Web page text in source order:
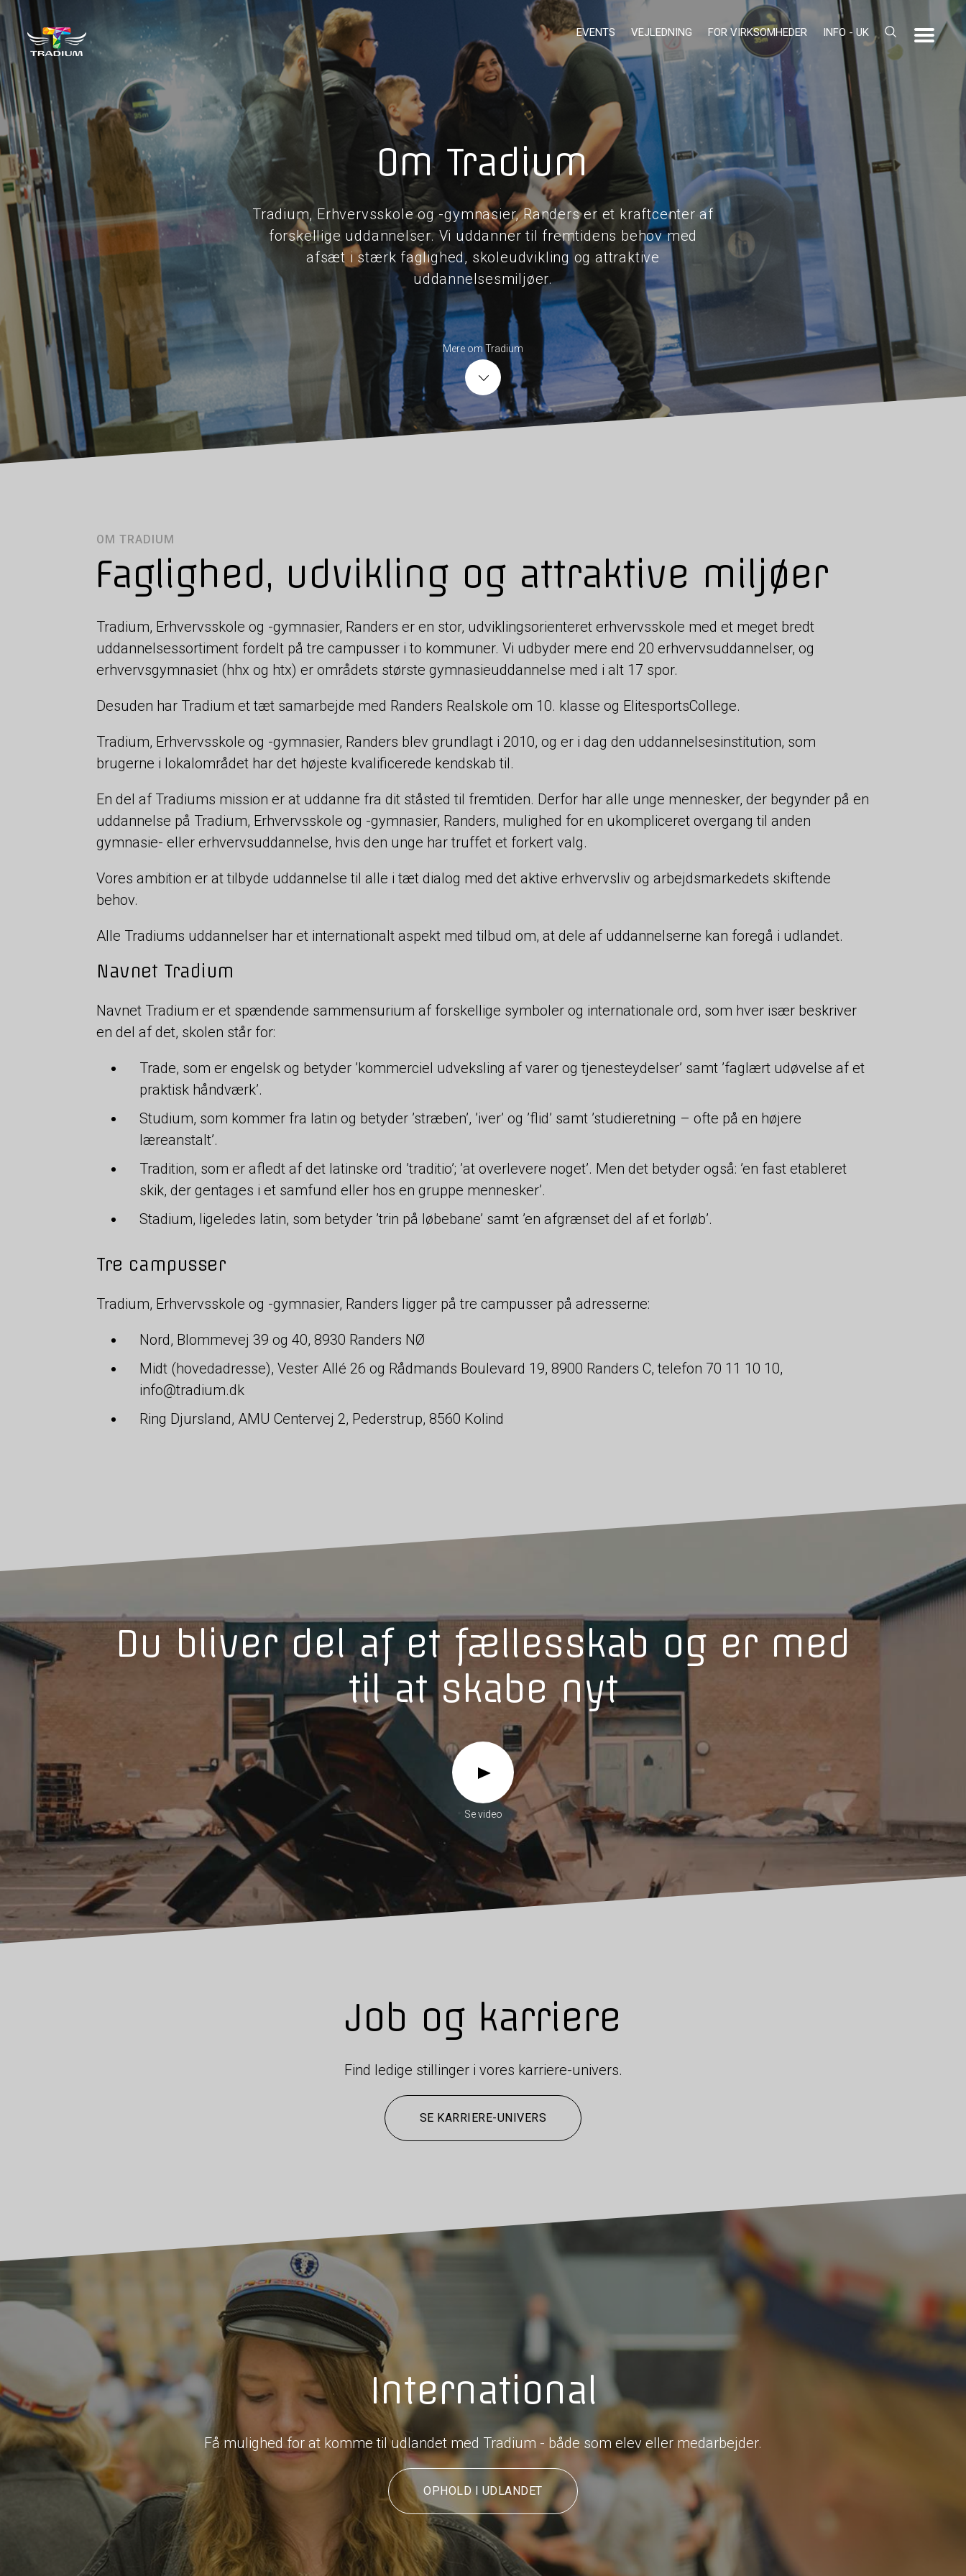
EVENTS VEJLEDNING FOR VIRKSOMHEDER INFO - UK
Om Tradium
Tradium, Erhvervsskole og -gymnasier, Randers er et kraftcenter af
forskellige uddannelser. Vi uddanner til fremtidens behov med
afsæt i stærk faglighed, skoleudvikling og attraktive
uddannelsesmiljøer.
Mere om Tradium
OM TRADIUM
Faglighed, udvikling og attraktive miljøer
Tradium, Erhvervsskole og -gymnasier, Randers er en stor, udviklingsorienteret erhvervsskole med et meget bredt
uddannelsessortiment fordelt på tre campusser i to kommuner. Vi udbyder mere end 20 erhvervsuddannelser, og
erhvervsgymnasiet (hhx og htx) er områdets største gymnasieuddannelse med i alt 17 spor.
Desuden har Tradium et tæt samarbejde med Randers Realskole om 10. klasse og ElitesportsCollege.
Tradium, Erhvervsskole og -gymnasier, Randers blev grundlagt i 2010, og er i dag den uddannelsesinstitution, som
brugerne i lokalområdet har det højeste kvalificerede kendskab til.
En del af Tradiums mission er at uddanne fra dit ståsted til fremtiden. Derfor har alle unge mennesker, der begynder på en
uddannelse på Tradium, Erhvervsskole og -gymnasier, Randers, mulighed for en ukompliceret overgang til anden
gymnasie- eller erhvervsuddannelse, hvis den unge har truffet et forkert valg.
Vores ambition er at tilbyde uddannelse til alle i tæt dialog med det aktive erhvervsliv og arbejdsmarkedets skiftende
behov.
Alle Tradiums uddannelser har et internationalt aspekt med tilbud om, at dele af uddannelserne kan foregå i udlandet.
Navnet Tradium
Navnet Tradium er et spændende sammensurium af forskellige symboler og internationale ord, som hver især beskriver
en del af det, skolen står for:
Trade, som er engelsk og betyder ’kommerciel udveksling af varer og tjenesteydelser’ samt ’faglært udøvelse af et
praktisk håndværk’.
Studium, som kommer fra latin og betyder ’stræben’, ’iver’ og ’flid’ samt ’studieretning – ofte på en højere
læreanstalt’.
Tradition, som er afledt af det latinske ord ’traditio’; ’at overlevere noget’. Men det betyder også: ’en fast etableret
skik, der gentages i et samfund eller hos en gruppe mennesker’.
Stadium, ligeledes latin, som betyder ’trin på løbebane’ samt ’en afgrænset del af et forløb’.
Tre campusser
Tradium, Erhvervsskole og -gymnasier, Randers ligger på tre campusser på adresserne:
Nord, Blommevej 39 og 40, 8930 Randers NØ
Midt (hovedadresse), Vester Allé 26 og Rådmands Boulevard 19, 8900 Randers C, telefon 70 11 10 10,
info@tradium.dk
Ring Djursland, AMU Centervej 2, Pederstrup, 8560 Kolind
Du bliver del af et fællesskab og er med
til at skabe nyt
Se video
Job og karriere
Find ledige stillinger i vores karriere-univers.
SE KARRIERE-UNIVERS
International
Få mulighed for at komme til udlandet med Tradium - både som elev eller medarbejder.
OPHOLD I UDLANDET